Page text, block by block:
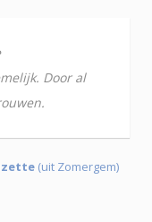
Door al
(uit Zomergem)